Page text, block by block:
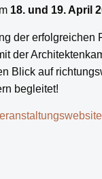
18. und 19. April
der erfolgreichen
der
Blick auf
begleitet!